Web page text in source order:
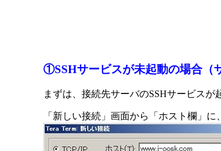
①SSHサービスが未起動の場合（
まずは、接続先サーバのSSHサービスが
「新しい接続」画面から「ホスト欄」